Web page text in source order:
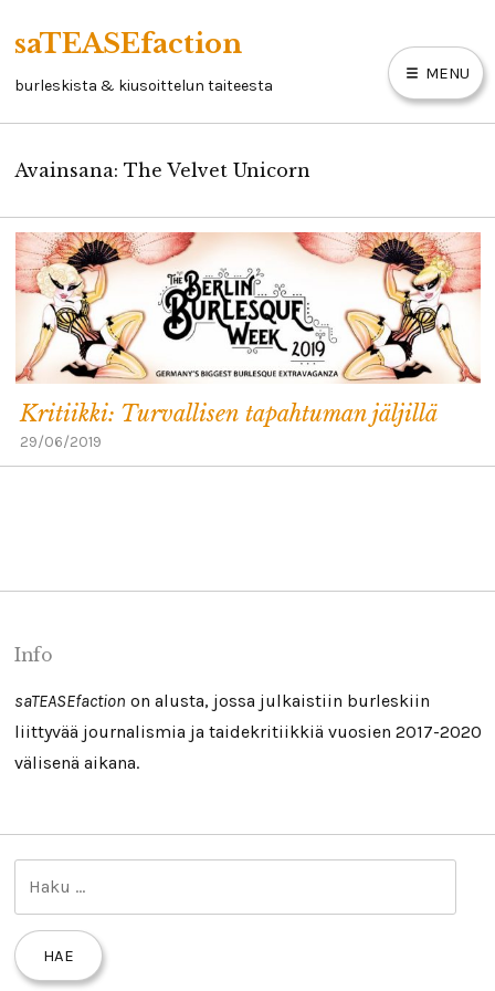
content
saTEASEfaction
burleskista & kiusoittelun taiteesta
MENU
ARTIKKELIT
LINKKEJÄ
YHTEYSTIEDOT
Avainsana: The Velvet Unicorn
Kritiikki: Turvallisen tapahtuman jäljillä
29/06/2019
Info
saTEASEfaction on alusta, jossa julkaistiin burleskiin
liittyvää journalismia ja taidekritiikkiä vuosien 2017-2020
välisenä aikana.
k
u